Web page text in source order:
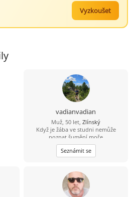
Vyzkoušet
vadianvadian
Muž, 50 let, Zlínský
Když je žába ve studni nemůže
poznat šumění moře
Seznámit se